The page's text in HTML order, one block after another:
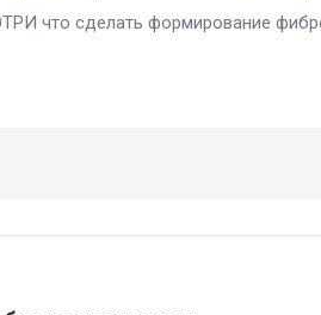
что сделать формирование